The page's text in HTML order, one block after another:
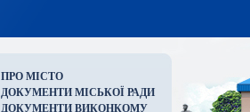
ПРО МІСТО
ДОКУМЕНТИ МІСЬКОЇ РАДИ
ДОКУМЕНТИ ВИКОНКОМУ